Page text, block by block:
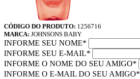
CÓDIGO DO PRODUTO: 1256716
MARCA: JOHNSONS BABY
INFORME SEU NOME*
INFORME SEU E-MAIL*
INFORME O NOME DO SEU AMIGO*
INFORME O E-MAIL DO SEU AMIGO*